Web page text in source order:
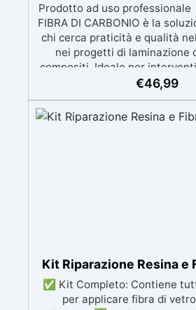
Prodotto ad uso professionale
FIBRA DI CARBONIO è la
chi cerca praticità e qualità
nei progetti di laminazione
compositi. Ideale per
barche, parafanghi, piscine
riparazioni veloci e durature,
un'ottima integrazione con
garantendo una resistenza
eccellente e una finitura
all'umidità. ⚡ Riparazioni
Progettata per riparazioni
€46,99
Kit Riparazione Resina e
✅ Kit Completo: Contiene
per applicare fibra di